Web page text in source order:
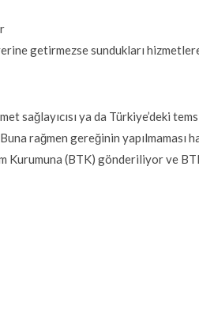
getirmezse sundukları
sağlayıcısı ya da Türkiye’deki
rağmen gereğinin yapılmaması
Kurumuna (BTK) gönderiliyor ve